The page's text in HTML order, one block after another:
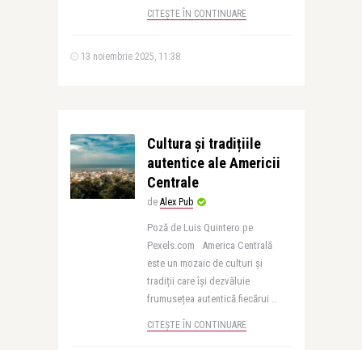
CITEȘTE ÎN CONTINUARE
13 noiembrie 2025, 11:38
Cultura și tradițiile
autentice ale Americii
Centrale
de Alex Pub
Poză de Luis Quintero pe
Pexels.com America Centrală
este un mozaic de culturi și
tradiții care își dezvăluie
frumusețea autentică fiecărui ..
CITEȘTE ÎN CONTINUARE